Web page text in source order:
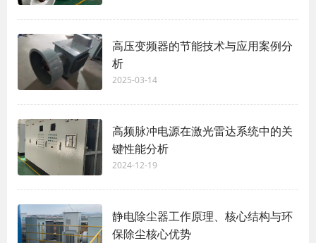
高压变频器的节能技术与应用案例分
析
2025-03-14
高频脉冲电源在激光雷达系统中的关
键性能分析
2024-12-19
静电除尘器工作原理、核心结构与环
保除尘核心优势